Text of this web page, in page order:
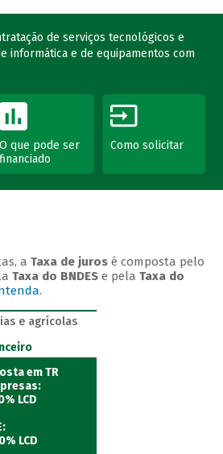
de serviços tecnológicos e
informática e de equipamentos com
O que pode ser
financiado
Como solicitar
aTaxa de juros é composta pelo
Taxa do BNDES e pelaTaxa do
.
e agrícolas
em TR
LCD
LCD